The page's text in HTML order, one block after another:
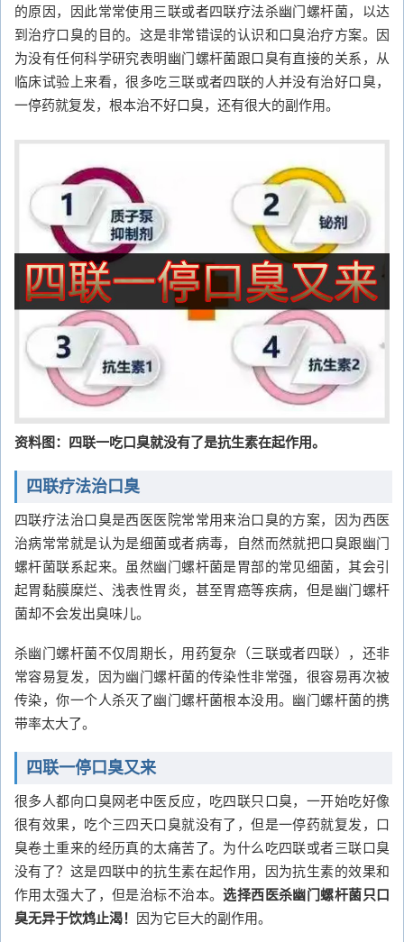
的原因，因此常常使用三联或者四联疗法杀幽门螺杆菌，以达
到治疗口臭的目的。这是非常错误的认识和口臭治疗方案。因
为没有任何科学研究表明幽门螺杆菌跟口臭有直接的关系，从
临床试验上来看，很多吃三联或者四联的人并没有治好口臭，
一停药就复发，根本治不好口臭，还有很大的副作用。
资料图：四联一吃口臭就没有了是抗生素在起作用。
四联疗法治口臭
四联疗法治口臭是西医医院常常用来治口臭的方案，因为西医
治病常常就是认为是细菌或者病毒，自然而然就把口臭跟幽门
螺杆菌联系起来。虽然幽门螺杆菌是胃部的常见细菌，其会引
起胃黏膜糜烂、浅表性胃炎，甚至胃癌等疾病，但是幽门螺杆
菌却不会发出臭味儿。
杀幽门螺杆菌不仅周期长，用药复杂（三联或者四联），还非
常容易复发，因为幽门螺杆菌的传染性非常强，很容易再次被
传染，你一个人杀灭了幽门螺杆菌根本没用。幽门螺杆菌的携
带率太大了。
四联一停口臭又来
很多人都向口臭网老中医反应，吃四联只口臭，一开始吃好像
很有效果，吃个三四天口臭就没有了，但是一停药就复发，口
臭卷土重来的经历真的太痛苦了。为什么吃四联或者三联口臭
没有了？这是四联中的抗生素在起作用，因为抗生素的效果和
作用太强大了，但是治标不治本。选择西医杀幽门螺杆菌只口
臭无异于饮鸩止渴！ 因为它巨大的副作用。